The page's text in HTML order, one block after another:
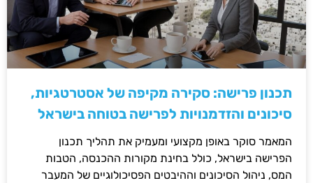
תכנון פרישה: סקירה מקיפה של אסטרטגיות,
סיכונים והזדמנויות לפרישה בטוחה בישראל
המאמר סוקר באופן מקצועי ומעמיק את תהליך תכנון
הפרישה בישראל, כולל בחינת מקורות ההכנסה, הטבות
המס, ניהול הסיכונים וההיבטים הפסיכולוגיים של המעבר